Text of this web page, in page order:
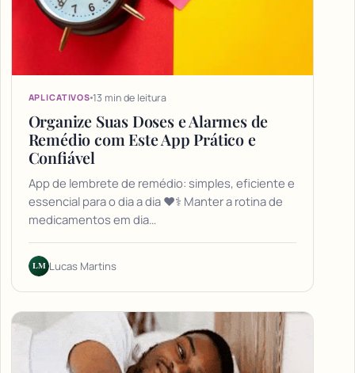
APLICATIVOS 13 min de leitura
Organize Suas Doses e Alarmes de
Remédio com Este App Prático e
Confiável
App de lembrete de remédio: simples, eficiente e
essencial para o dia a dia ❤️⚕️ Manter a rotina de
medicamentos em dia…
LM Lucas Martins